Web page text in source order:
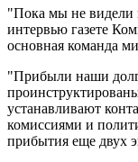
"Пока мы не видели
интервью газете
основная команда
"Прибыли наши
устанавливают
комиссиями и
прибытия еще двух